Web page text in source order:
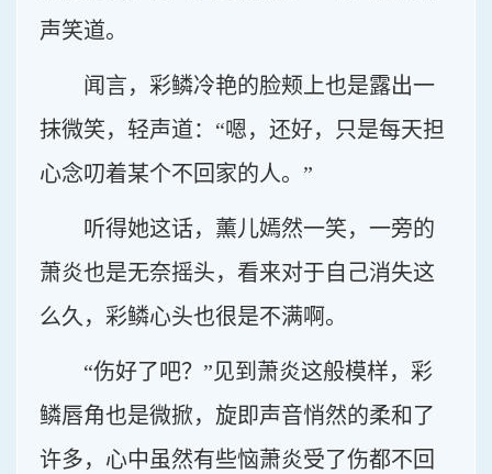
声笑道。
闻言，彩鳞冷艳的脸颊上也是露出一
抹微笑，轻声道：“嗯，还好，只是每天担
心念叨着某个不回家的人。”
听得她这话，薰儿嫣然一笑，一旁的
萧炎也是无奈摇头，看来对于自己消失这
么久，彩鳞心头也很是不满啊。
“伤好了吧？”见到萧炎这般模样，彩
鳞唇角也是微掀，旋即声音悄然的柔和了
许多，心中虽然有些恼萧炎受了伤都不回